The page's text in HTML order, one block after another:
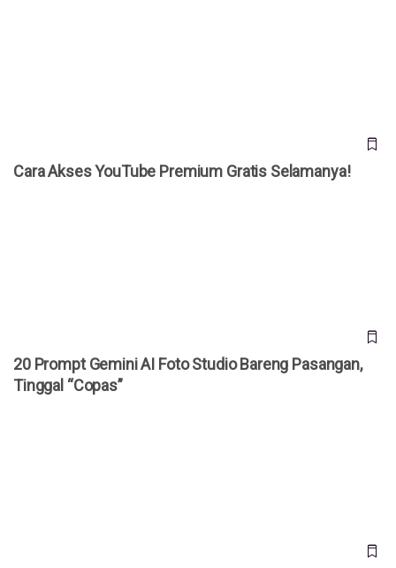
Cara Akses YouTube Premium Gratis Selamanya!
20 Prompt Gemini AI Foto Studio Bareng Pasangan,
Tinggal “Copas”